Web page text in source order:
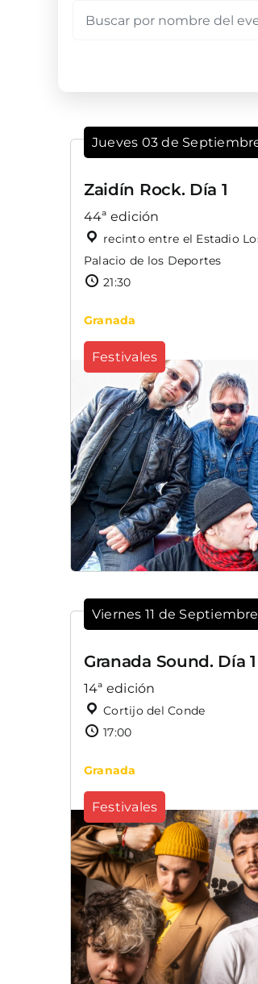
Jueves 03 de
Zaidín Rock. Día 1
44ª edición
recinto entre el Estadio
Palacio de los Deportes
21:30
Granada
Festivales
Viernes 11 de Septiembre
Granada Sound. Día 1
14ª edición
Cortijo del Conde
17:00
Granada
Festivales